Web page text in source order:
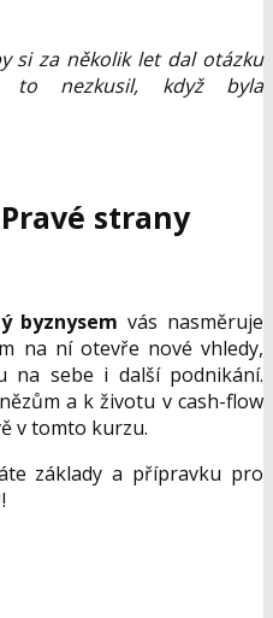
si za několik let dal otázku
to nezkusil, když byla
strany
byznysem vás nasměruje
na ní otevře nové vhledy,
na sebe i další podnikání.
a k životu v cash-flow
v tomto kurzu.
základy a přípravku pro